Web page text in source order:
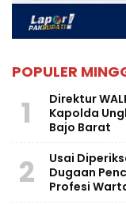
POPULER
1
Direktur
Kapolda
Bajo Barat
2
Usai
Dugaan
Profesi